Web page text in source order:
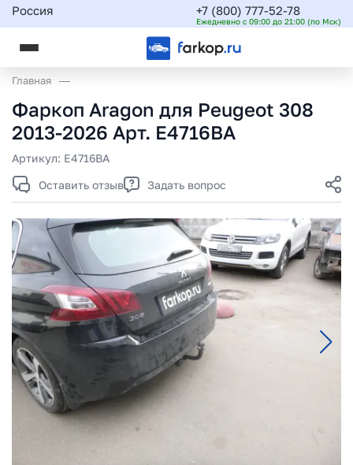
Россия +7 (800) 777-52-78
Ежедневно с 09:00 до 21:00 (по Мск)
Главная
Фаркоп Aragon для Peugeot 308
2013-2026 Арт. E4716BA
Артикул: E4716BA
Оставить отзыв
Задать вопрос